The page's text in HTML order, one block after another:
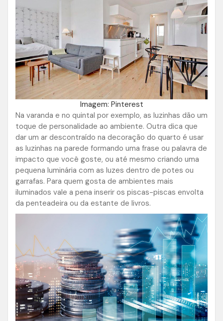
Imagem: Pinterest
Na varanda e no quintal por exemplo, as luzinhas dão um
toque de personalidade ao ambiente. Outra dica que
dar um ar descontraído na decoração do quarto é usar
as luzinhas na parede formando uma frase ou palavra de
impacto que você goste, ou até mesmo criando uma
pequena luminária com as luzes dentro de potes ou
garrafas. Para quem gosta de ambientes mais
iluminados vale a pena inserir os piscas-piscas envolta
da penteadeira ou da estante de livros.